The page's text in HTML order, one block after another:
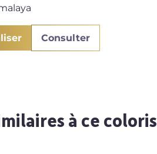
Consulter
à ce coloris